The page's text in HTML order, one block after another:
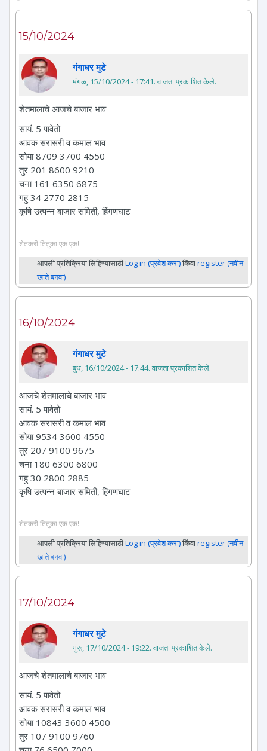
15/10/2024
गंगाधर मुटे
मंगळ, 15/10/2024 - 17:41. वाजता प्रकाशित केले.
शेतमालाचे आजचे बाजार भाव
सायं. 5 पावेतो
आवक सरासरी व कमाल भाव
सोया 8709 3700 4550
तुर 201 8600 9210
चना 161 6350 6875
गहु 34 2770 2815
कृषि उत्पन्न बाजार समिती, हिंगणघाट
शेतकरी तितुका एक एक!
आपली प्रतिक्रिया लिहिण्यासाठीLog in (प्रवेश करा)किंवाregister (नवीन
खाते बनवा)
16/10/2024
गंगाधर मुटे
बुध, 16/10/2024 - 17:44. वाजता प्रकाशित केले.
आजचे शेतमालाचे बाजार भाव
सायं. 5 पावेतो
आवक सरासरी व कमाल भाव
सोया 9534 3600 4550
तुर 207 9100 9675
चना 180 6300 6800
गहु 30 2800 2885
कृषि उत्पन्न बाजार समिती, हिंगणघाट
शेतकरी तितुका एक एक!
आपली प्रतिक्रिया लिहिण्यासाठीLog in (प्रवेश करा)किंवाregister (नवीन
खाते बनवा)
17/10/2024
गंगाधर मुटे
गुरू, 17/10/2024 - 19:22. वाजता प्रकाशित केले.
आजचे शेतमालाचे बाजार भाव
सायं. 5 पावेतो
आवक सरासरी व कमाल भाव
सोया 10843 3600 4500
तुर 107 9100 9760